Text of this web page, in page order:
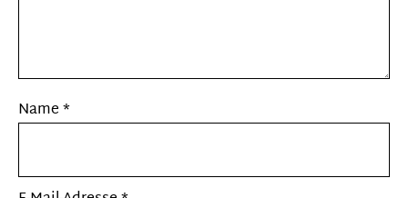
Name*